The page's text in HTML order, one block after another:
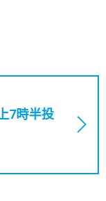
7時半投